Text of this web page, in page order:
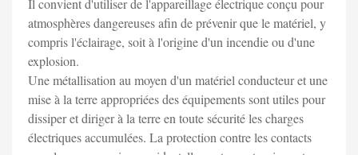
Il convient d'utiliser de l'appareillage électrique conçu pour
atmosphères dangereuses afin de prévenir que le matériel, y
compris l'éclairage, soit à l'origine d'un incendie ou d'une
explosion.
Une métallisation au moyen d'un matériel conducteur et une
mise à la terre appropriées des équipements sont utiles pour
dissiper et diriger à la terre en toute sécurité les charges
électriques accumulées. La protection contre les contacts